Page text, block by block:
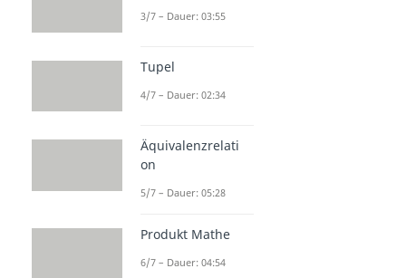
3/7 – Dauer: 03:55
Tupel
4/7 – Dauer: 02:34
Äquivalenzrelati
on
5/7 – Dauer: 05:28
Produkt Mathe
6/7 – Dauer: 04:54